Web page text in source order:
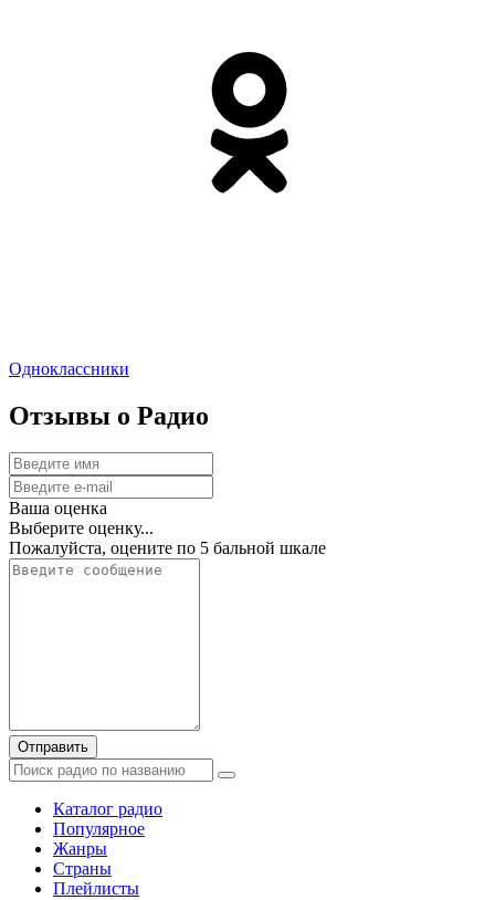
Одноклассники
Отзывы о Радио
Ваша оценка
Выберите оценку...
Пожалуйста, оцените по 5 бальной шкале
Отправить
Каталог радио
Популярное
Жанры
Страны
Плейлисты